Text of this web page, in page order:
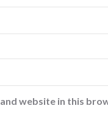
and website in this